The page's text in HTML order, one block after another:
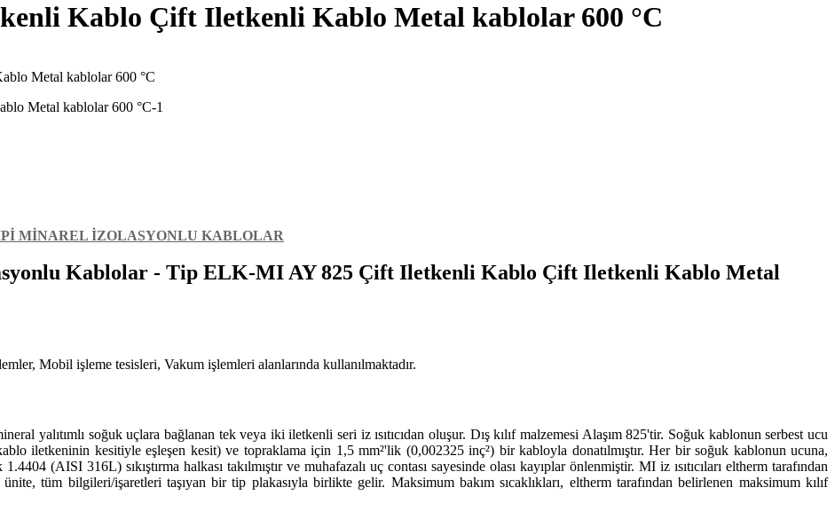
Kablo Çift Iletkenli Kablo Metal kablolar 600 °C
Metal kablolar 600 °C
MİNAREL İZOLASYONLU KABLOLAR
Kablolar - Tip ELK-MI AY 825 Çift Iletkenli Kablo Çift Iletkenli Kablo Metal
Mobil işleme tesisleri, Vakum işlemleri alanlarında kullanılmaktadır.
yalıtımlı soğuk uçlara bağlanan tek veya iki iletkenli seri iz ısıtıcıdan oluşur. Dış kılıf malzemesi Alaşım 825'tir. Soğuk kablonun serbest ucu
iletkeninin kesitiyle eşleşen kesit) ve topraklama için 1,5 mm²'lik (0,002325 inç²) bir kabloyla donatılmıştır. Her bir soğuk kablonun ucuna,
(AISI 316L) sıkıştırma halkası takılmıştır ve muhafazalı uç contası sayesinde olası kayıplar önlenmiştir. MI iz ısıtıcıları eltherm tarafından
tüm bilgileri/işaretleri taşıyan bir tip plakasıyla birlikte gelir. Maksimum bakım sıcaklıkları, eltherm tarafından belirlenen maksimum kılıf